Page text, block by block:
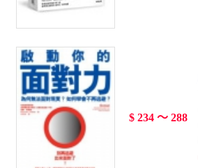
$ 234 ～ 288